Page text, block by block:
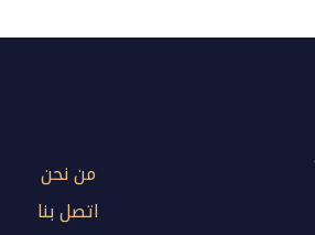
من نحن
اتصل بنا